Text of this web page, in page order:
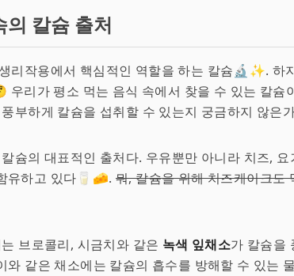
의 칼슘 출처
리작용에서 핵심적인 역할을 하는 칼슘🔬✨. 하
우리가 평소 먹는 음식 속에서 찾을 수 있는 칼슘
부하게 칼슘을 섭취할 수 있는지 궁금하지 않은
슘의 대표적인 출처다. 우유뿐만 아니라 치즈, 요
유하고 있다🥛🧀. 뭐, 칼슘을 위해 치즈케이크도
브로콜리, 시금치와 같은 녹색 잎채소가 칼슘을
같은 채소에는 칼슘의 흡수를 방해할 수 있는